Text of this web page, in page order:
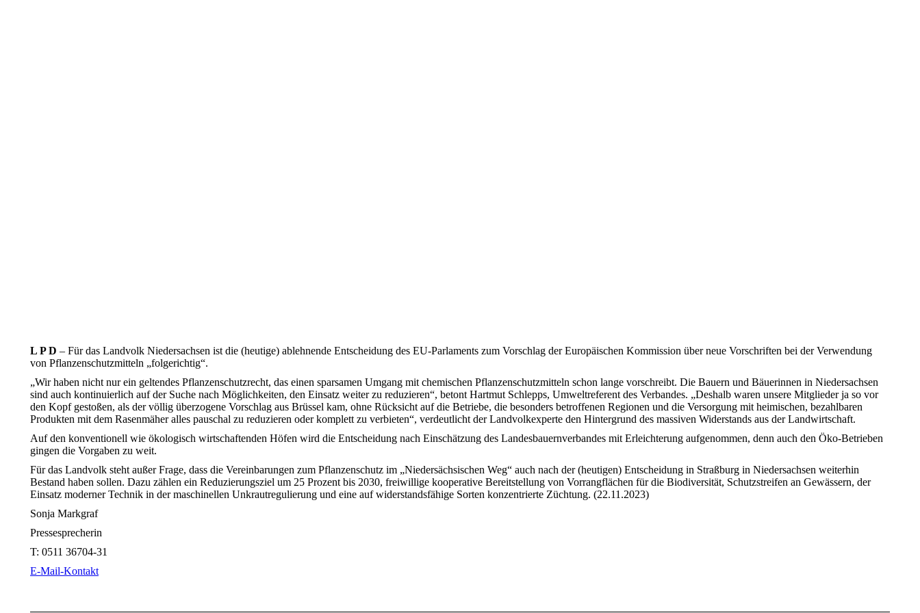
L P D – Für das Landvolk Niedersachsen ist die (heutige) ablehnende Entscheidung des EU-Parlaments zum Vorschlag der Europäischen Kommission über neue Vorschriften bei der Verwendung
von Pflanzenschutzmitteln „folgerichtig“.
„Wir haben nicht nur ein geltendes Pflanzenschutzrecht, das einen sparsamen Umgang mit chemischen Pflanzenschutzmitteln schon lange vorschreibt. Die Bauern und Bäuerinnen in Niedersachsen
sind auch kontinuierlich auf der Suche nach Möglichkeiten, den Einsatz weiter zu reduzieren“, betont Hartmut Schlepps, Umweltreferent des Verbandes. „Deshalb waren unsere Mitglieder ja so vor
den Kopf gestoßen, als der völlig überzogene Vorschlag aus Brüssel kam, ohne Rücksicht auf die Betriebe, die besonders betroffenen Regionen und die Versorgung mit heimischen, bezahlbaren
Produkten mit dem Rasenmäher alles pauschal zu reduzieren oder komplett zu verbieten“, verdeutlicht der Landvolkexperte den Hintergrund des massiven Widerstands aus der Landwirtschaft.
Auf den konventionell wie ökologisch wirtschaftenden Höfen wird die Entscheidung nach Einschätzung des Landesbauernverbandes mit Erleichterung aufgenommen, denn auch den Öko-Betrieben
gingen die Vorgaben zu weit.
Für das Landvolk steht außer Frage, dass die Vereinbarungen zum Pflanzenschutz im „Niedersächsischen Weg“ auch nach der (heutigen) Entscheidung in Straßburg in Niedersachsen weiterhin
Bestand haben sollen. Dazu zählen ein Reduzierungsziel um 25 Prozent bis 2030, freiwillige kooperative Bereitstellung von Vorrangflächen für die Biodiversität, Schutzstreifen an Gewässern, der
Einsatz moderner Technik in der maschinellen Unkrautregulierung und eine auf widerstandsfähige Sorten konzentrierte Züchtung. (22.11.2023)
Sonja Markgraf
Pressesprecherin
T: 0511 36704-31
E-Mail-Kontakt